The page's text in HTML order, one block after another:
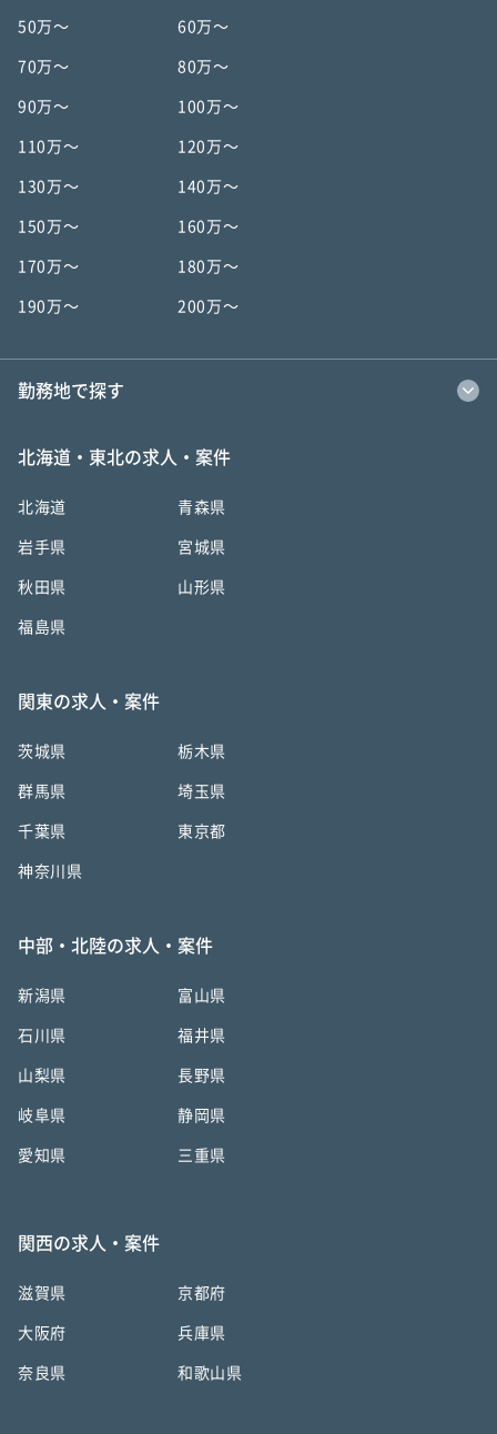
50万〜 60万〜
70万〜 80万〜
90万〜 100万〜
110万〜 120万〜
130万〜 140万〜
150万〜 160万〜
170万〜 180万〜
190万〜 200万〜
勤務地で探す
北海道・東北の求人・案件
北海道 青森県
岩手県 宮城県
秋田県 山形県
福島県
関東の求人・案件
茨城県 栃木県
群馬県 埼玉県
千葉県 東京都
神奈川県
中部・北陸の求人・案件
新潟県 富山県
石川県 福井県
山梨県 長野県
岐阜県 静岡県
愛知県 三重県
関西の求人・案件
滋賀県 京都府
大阪府 兵庫県
奈良県 和歌山県